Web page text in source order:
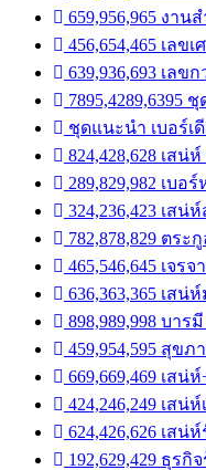
659,956,965 งาน
456,654,465 เล
639,936,693 เล
7895,4289,6395
ชุดแนะนำ เบอร์เ
824,428,628 เส
289,829,982 เบอ
324,236,423 เสน่
782,878,829 ตร
465,546,645 เจร
636,363,365 เสน่
898,989,998 บา
459,954,595 สุข
669,669,469 เสน่
424,246,249 เส
624,426,626 เส
192,629,429 ธุร